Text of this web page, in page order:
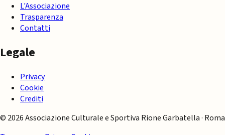
L'Associazione
Trasparenza
Contatti
Legale
Privacy
Cookie
Crediti
© 2026 Associazione Culturale e Sportiva Rione Garbatella · Roma